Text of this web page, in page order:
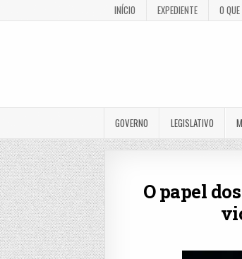
INÍCIO EXPEDIENTE O
GOVERNO LEGISLATIVO
O papel